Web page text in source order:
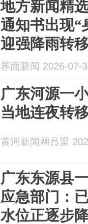
地方新闻精
通知书出现“
迎强降雨转
界面新闻 2026-07-
广东河源一
当地连夜转
黄河新闻网吕梁
广东东源县
应急部门：
水位正逐步